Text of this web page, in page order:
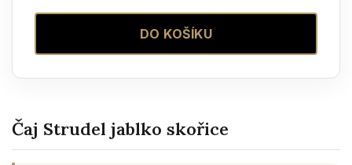
DO KOŠÍKU
Čaj Strudel jablko skořice